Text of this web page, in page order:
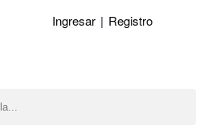
Ingresar | Registro